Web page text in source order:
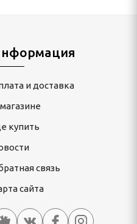
и доставка
купить
связь
сайта